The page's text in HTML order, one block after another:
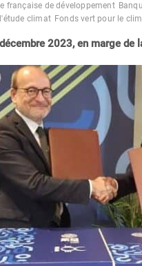
française de développement
climat Fonds vert pour le
2023, en marge de